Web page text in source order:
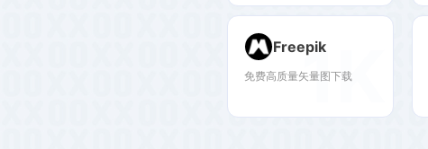
online. Whether you're a
upload your game or just
someone looking for
something new to play
Freepik
免费高质量矢量图下载
1K